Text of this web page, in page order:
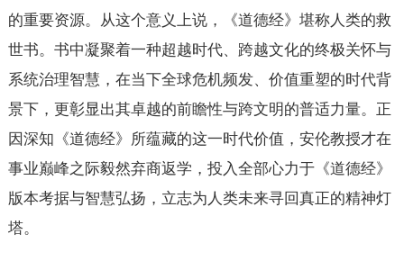
的重要资源。从这个意义上说，《道德经》堪称人类的救
世书。书中凝聚着一种超越时代、跨越文化的终极关怀与
系统治理智慧，在当下全球危机频发、价值重塑的时代背
景下，更彰显出其卓越的前瞻性与跨文明的普适力量。正
因深知《道德经》所蕴藏的这一时代价值，安伦教授才在
事业巅峰之际毅然弃商返学，投入全部心力于《道德经》
版本考据与智慧弘扬，立志为人类未来寻回真正的精神灯
塔。